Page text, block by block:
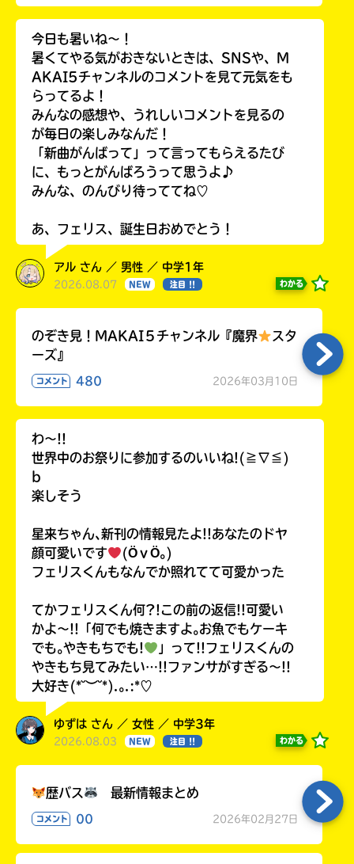
今日も暑いね〜！
暑くてやる気がおきないときは、SNSや、M
AKAI5チャンネルのコメントを見て元気をも
らってるよ！
みんなの感想や、うれしいコメントを見るの
が毎日の楽しみなんだ！
「新曲がんばって」って言ってもらえるたび
に、もっとがんばろうって思うよ♪
みんな、のんびり待っててね♡
あ、フェリス、誕生日おめでとう！
アル さん ／ 男性 ／ 中学1年
2026.08.07 NEW 注目 !! わかる
のぞき見！MAKAI５チャンネル『魔界
スタ
ーズ』
コメント 480 2026年03月10日
わ〜!!
世界中のお祭りに参加するのいいね!(≧∇≦)
b
楽しそう
星来ちゃん､新刊の情報見たよ!!あなたのドヤ
顔可愛いです
(ӦｖӦ｡)
フェリスくんもなんでか照れてて可愛かった
てかフェリスくん何?!この前の返信!!可愛い
かよ〜!!「何でも焼きますよ｡お魚でもケーキ
でも｡やきもちでも!
」って!!フェリスくんの
やきもち見てみたい…!!ファンサがすぎる〜!!
大好き(*˘︶˘*).｡.:*♡
ゆずは さん ／ 女性 ／ 中学3年
2026.08.03 NEW 注目 !! わかる
歴バス 最新情報まとめ
コメント 00 2026年02月27日